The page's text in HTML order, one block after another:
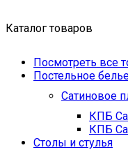
Каталог товаров
Посмотреть все
Постельное
Сатиновое
КПБ
КПБ
Столы и стулья